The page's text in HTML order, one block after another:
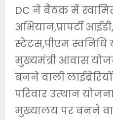
DC ने बैठक में
अभियान,प्रापर्टी
स्टेटस,पीएम स्वनिधि
मुख्यमंत्री आवास
बनने वाली
परिवार उत्थान
मुख्यालय पर बनने